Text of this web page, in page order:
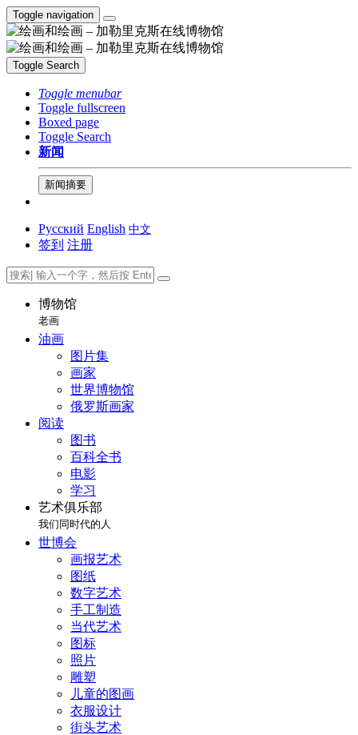
Toggle navigation
Toggle Search
Toggle menubar
Toggle fullscreen
Boxed page
Toggle Search
新闻
新闻摘要
Русский English 中文
签到 注册
博物馆
老画
油画
图片集
画家
世界博物馆
俄罗斯画家
阅读
图书
百科全书
电影
学习
艺术俱乐部
我们同时代的人
世博会
画报艺术
图纸
数字艺术
手工制造
当代艺术
图标
照片
雕塑
儿童的图画
衣服设计
街头艺术